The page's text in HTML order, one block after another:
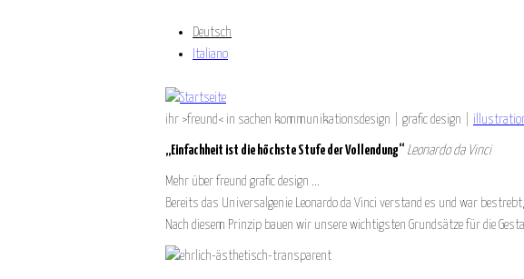
Deutsch
Italiano
ihr >freund< in sachen kommunikationsdesign | grafic design |
„Einfachheit ist die höchste Stufe der Vollendung“ Leonardo da Vinci
Mehr über freund grafic design ...
Bereits das Universalgenie Leonardo da Vinci verstand es und war
Nach diesem Prinzip bauen wir unsere wichtigsten Grundsätze für die